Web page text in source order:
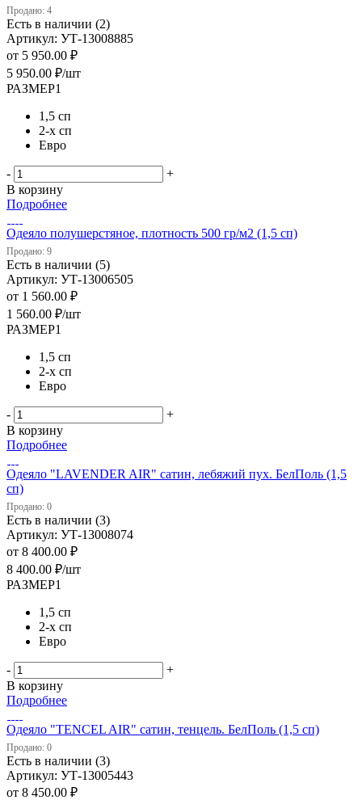
Продано: 4
Есть в наличии (2)
Артикул: УТ-13008885
от 5 950.00 ₽
5 950.00 ₽/шт
РАЗМЕР1
1,5 сп
2-х сп
Евро
-
+
В корзину
Подробнее
Одеяло полушерстяное, плотность 500 гр/м2 (1,5 сп)
Продано: 9
Есть в наличии (5)
Артикул: УТ-13006505
от 1 560.00 ₽
1 560.00 ₽/шт
РАЗМЕР1
1,5 сп
2-х сп
Евро
-
+
В корзину
Подробнее
Одеяло "LAVENDER AIR" сатин, лебяжий пух. БелПоль (1,5
сп)
Продано: 0
Есть в наличии (3)
Артикул: УТ-13008074
от 8 400.00 ₽
8 400.00 ₽/шт
РАЗМЕР1
1,5 сп
2-х сп
Евро
-
+
В корзину
Подробнее
Одеяло "TENCEL AIR" сатин, тенцель. БелПоль (1,5 сп)
Продано: 0
Есть в наличии (3)
Артикул: УТ-13005443
от 8 450.00 ₽